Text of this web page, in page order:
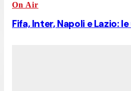
On Air
Fifa, Inter, Napoli e Lazio: